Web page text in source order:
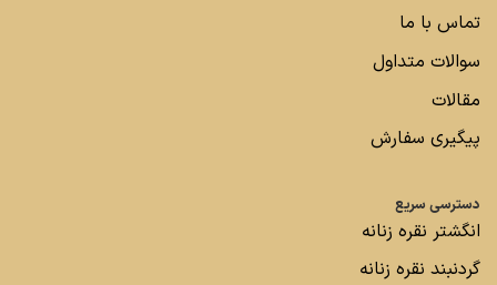
تماس با ما
سوالات متداول
مقالات
پیگیری سفارش
دسترسی سریع
انگشتر نقره زنانه
گردنبند نقره زنانه